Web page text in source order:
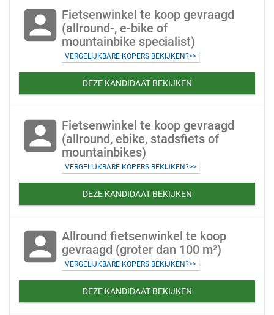
account_box Fietsenwinkel te koop gevraagd
(allround-, e-bike of
mountainbike specialist)
VERGELIJKBARE KOPERS BEKIJKEN?>>
DEZE KANDIDAAT BEKIJKEN
account_box Fietsenwinkel te koop gevraagd
(allround, ebike, stadsfiets of
mountainbikes)
VERGELIJKBARE KOPERS BEKIJKEN?>>
DEZE KANDIDAAT BEKIJKEN
account_box Allround fietsenwinkel te koop
gevraagd (groter dan 100 m²)
VERGELIJKBARE KOPERS BEKIJKEN?>>
DEZE KANDIDAAT BEKIJKEN